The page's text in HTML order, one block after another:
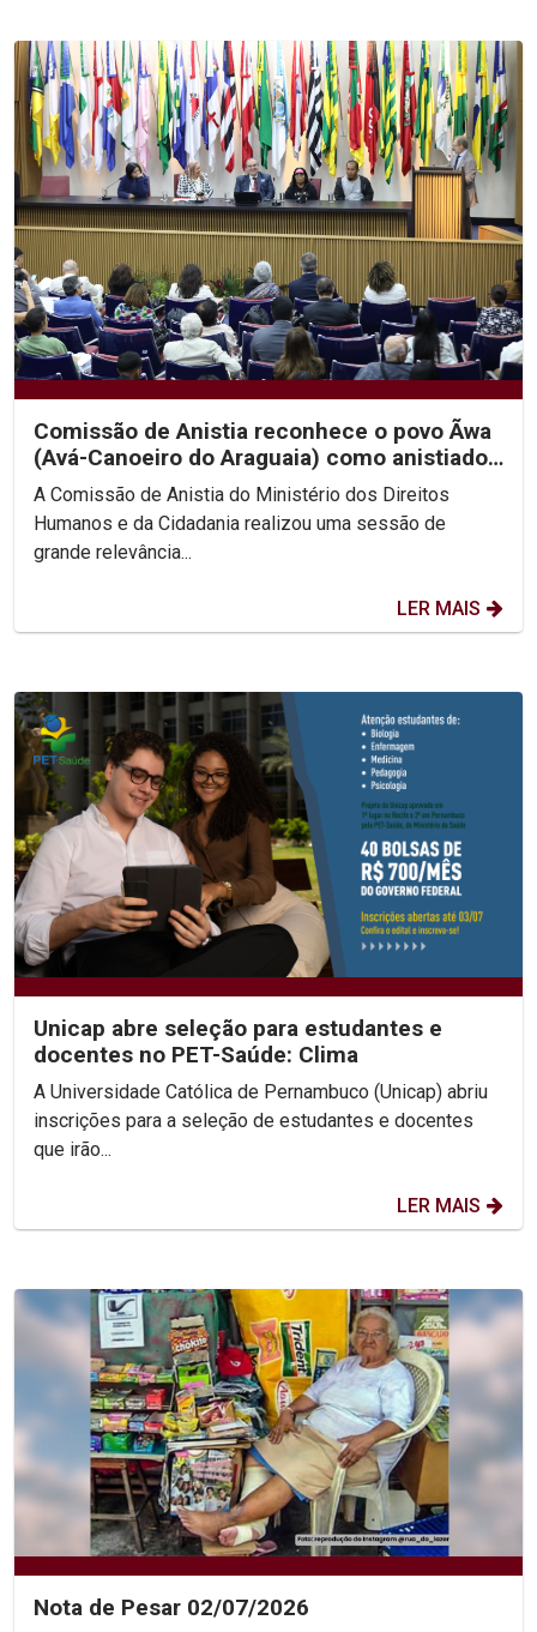
Comissão de Anistia reconhece o povo Ãwa
(Avá-Canoeiro do Araguaia) como anistiado
político coletivo
A Comissão de Anistia do Ministério dos Direitos
Humanos e da Cidadania realizou uma sessão de
grande relevância...
LER MAIS
Unicap abre seleção para estudantes e
docentes no PET-Saúde: Clima
A Universidade Católica de Pernambuco (Unicap) abriu
inscrições para a seleção de estudantes e docentes
que irão...
LER MAIS
Nota de Pesar 02/07/2026